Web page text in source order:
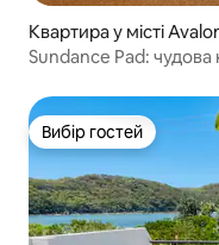
Квартира у місті
Sundance Pad:
Вибір гостей
Вибір гостей